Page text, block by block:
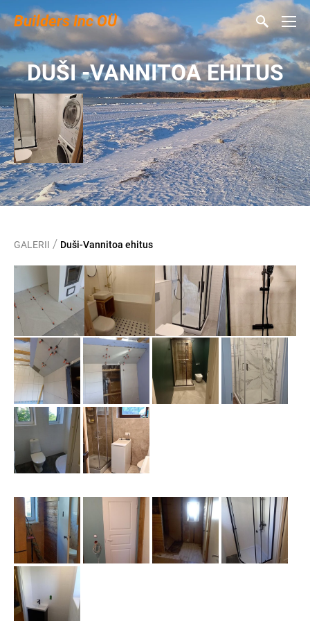
Builders Inc OÜ
DUŠI -VANNITOA EHITUS
GALERII / Duši-Vannitoa ehitus